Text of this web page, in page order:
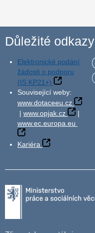
Důležité odkazy
Elektronické podání
žádosti o podporu
(IS KP21+)
Související weby:
www.dotaceeu.cz
| www.opjak.cz
|
www.ec.europa.eu
Kariéra